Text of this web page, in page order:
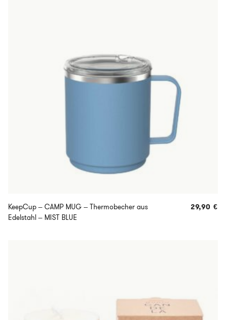
KeepCup – CAMP MUG – Thermobecher aus
Edelstahl – MIST BLUE
29,90 €